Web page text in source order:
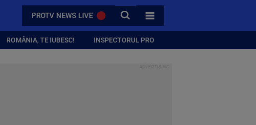
PROTV NEWS LIVE CAUTA
TOATE CATEGORIILE
ROMÂNIA, TE IUBESC! INSPECTORUL PRO